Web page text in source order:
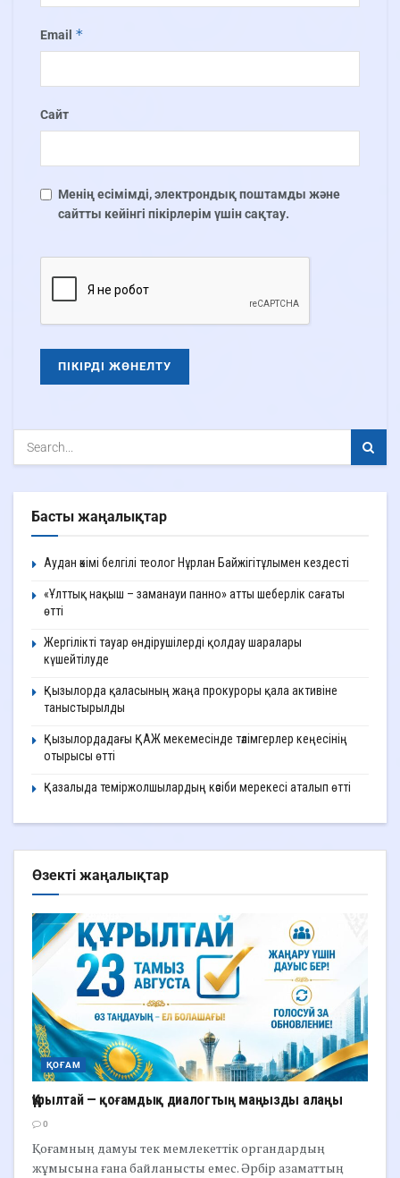
Email *
Сайт
Менің есімімді, электрондық поштамды және
сайтты кейінгі пікірлерім үшін сақтау.
Басты жаңалықтар
Аудан әкімі белгілі теолог Нұрлан Байжігітұлымен кездесті
«Ұлттық нақыш – заманауи панно» атты шеберлік сағаты
өтті
Жергілікті тауар өндірушілерді қолдау шаралары
күшейтілуде
Қызылорда қаласының жаңа прокуроры қала активіне
таныстырылды
Қызылордадағы ҚАЖ мекемесінде тәлімгерлер кеңесінің
отырысы өтті
Қазалыда теміржолшылардың кәсіби мерекесі аталып өтті
Өзекті жаңалықтар
ҚОҒАМ
Құрылтай — қоғамдық диалогтың маңызды алаңы
0
Қоғамның дамуы тек мемлекеттік органдардың
жұмысына ғана байланысты емес. Әрбір азаматтың